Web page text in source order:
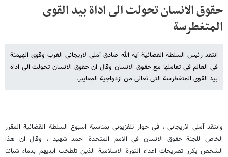
حقوق الانسان تحولت الى اداة بید القوى
المتغطرسة
انتقد رئیس السلطة القضائیة آیة الله صادق آملی لاریجانی الغرب وقوى الهیمنة
فی العالم فی تعاملها مع حقوق الانسان وقال ان حقوق الانسان تحولت الى اداة
بید القوى المتغطرسة التی تعانی من ازدواجیة المعاییر.
وانتقد آملی لاریجانی ، فی حوار تلفزیونی بمناسبة اسبوع السلطة القضائیة المقرر
الخاص للجنة حقوق الانسان فی الامم المتحدة احمد شهید ، وقال ان هذا
الشخص یکرر تصریحات اعداء الثورة الاسلامیة الذین تلطخت ایدیهم بدماء شباننا